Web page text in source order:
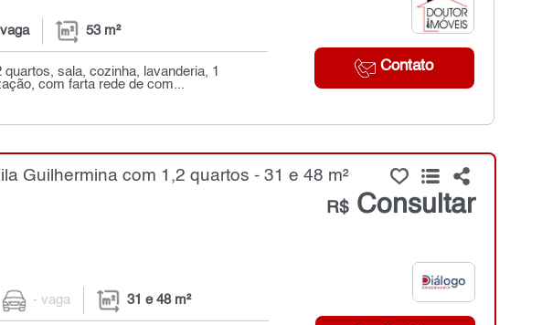
Contato
53 m²
sala, cozinha, lavanderia, 1
com farta rede de com...
Guilhermina com 1,2 quartos - 31 e 48 m²
R$Consultar
- vaga 31 e 48 m²